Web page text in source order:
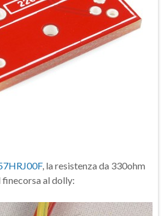
, la resistenza da 330ohm
al dolly: